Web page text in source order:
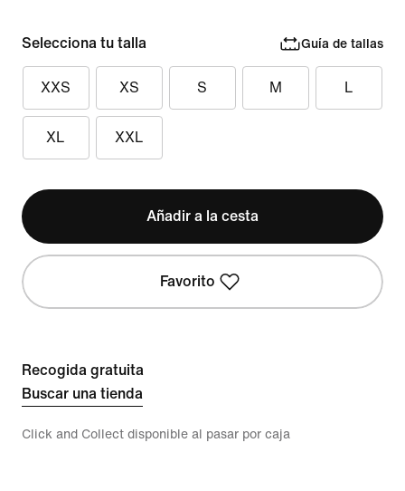
Selecciona tu talla Guía de tallas
XXS XS S M L
XL XXL
Añadir a la cesta
Favorito
Recogida gratuita
Buscar una tienda
Click and Collect disponible al pasar por caja